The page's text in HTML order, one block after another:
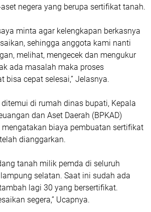
negera yang berupa sertifikat tanah.
minta agar kelengkapan berkasnya
sehingga anggota kami nanti
melihat, mengecek dan mengukur
ada masalah maka proses
bisa cepat selesai,” Jelasnya.
di rumah dinas bupati, Kepala
dan Aset Daerah (BPKAD)
mengatakan biaya pembuatan sertifikat
dianggarkan.
tanah milik pemda di seluruh
selatan. Saat ini sudah ada
lagi 30 yang bersertifikat.
segera,” Ucapnya.